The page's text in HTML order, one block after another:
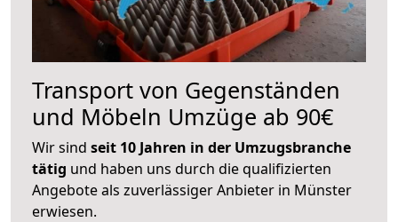
Transport von Gegenständen
und Möbeln Umzüge ab 90€
Wir sind seit 10 Jahren in der Umzugsbranche
tätig und haben uns durch die qualifizierten
Angebote als zuverlässiger Anbieter in Münster
erwiesen.